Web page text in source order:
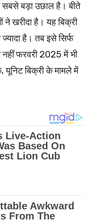
सबसे बड़ा उछाल है। बीते
ने खरीदा है। यह बिक्री
है। तब इसे सिर्फ
नहीं फरवरी 2025 में भी
यूनिट बिक्री के मामले में